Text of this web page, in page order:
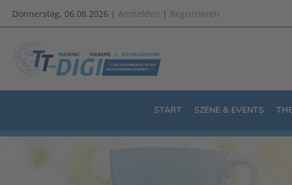
Donnerstag, 06.08.2026 | Anmelden | Registrieren
START SZENE & EVENTS